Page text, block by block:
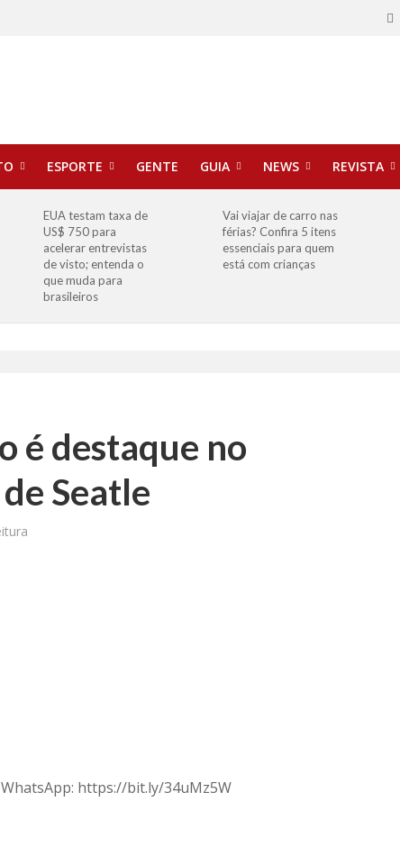
ESPORTE GENTE GUIA NEWS REVISTA
EUA testam taxa de
US$ 750 para
acelerar entrevistas
de visto; entenda o
que muda para
brasileiros
Vai viajar de carro nas
férias? Confira 5 itens
essenciais para quem
está com crianças
é destaque no
Seatle
WhatsApp: https://bit.ly/34uMz5W